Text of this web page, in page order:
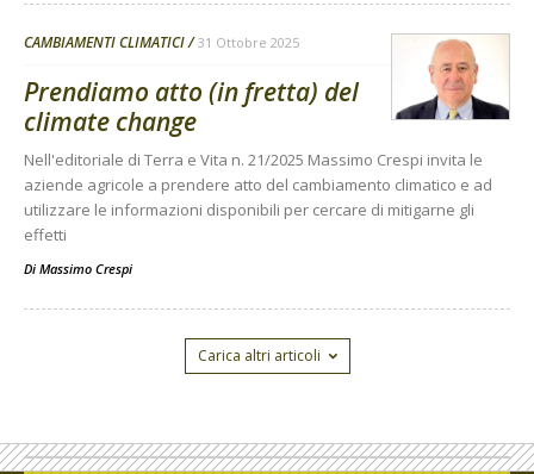
CAMBIAMENTI CLIMATICI 31 Ottobre 2025
Prendiamo atto (in fretta) del
climate change
Nell'editoriale di Terra e Vita n. 21/2025 Massimo Crespi invita le
aziende agricole a prendere atto del cambiamento climatico e ad
utilizzare le informazioni disponibili per cercare di mitigarne gli
effetti
Di Massimo Crespi
Carica altri articoli